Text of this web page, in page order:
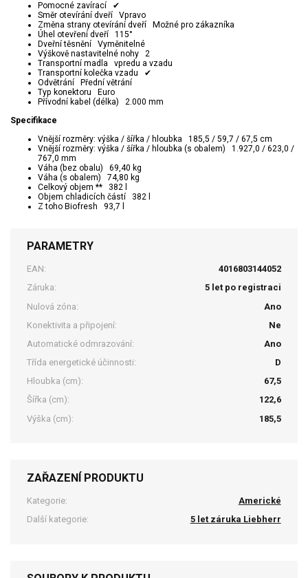
Pomocné zavírací ✔
Směr otevírání dveří Vpravo
Změna strany otevírání dveří Možné pro zákazníka
Úhel otevření dveří 115°
Dveřní těsnění Vyměnitelné
Výškově nastavitelné nohy 2
Transportní madla vpredu a vzadu
Transportní kolečka vzadu ✔
Odvětrání Přední větrání
Typ konektoru Euro
Přívodní kabel (délka) 2.000 mm
Specifikace
Vnější rozměry: výška / šířka / hloubka 185,5 / 59,7 / 67,5 cm
Vnější rozměry: výška / šířka / hloubka (s obalem) 1.927,0 / 623,0 /
767,0 mm
Váha (bez obalu) 69,40 kg
Váha (s obalem) 74,80 kg
Celkový objem ** 382 l
Objem chladicích částí 382 l
Z toho Biofresh 93,7 l
PARAMETRY
EAN:
4016803144052
Záruka:
5 let po registraci
Nulová zóna:
Ano
Konektivita a připojení:
Ne
Automatické odmrazování:
Ano
Třída energetické účinnosti:
D
Hloubka (cm):
67,5
Šířka (cm):
122,6
Výška (cm):
185,5
ZAŘAZENÍ PRODUKTU
Kategorie:
Americké
Další kategorie:
5 let záruka Liebherr